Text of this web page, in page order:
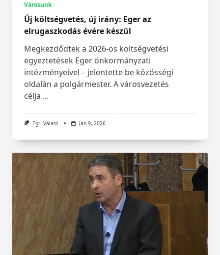
Városunk
Új költségvetés, új irány: Eger az
elrugaszkodás évére készül
Megkezdődtek a 2026-os költségvetési
egyeztetések Eger önkormányzati
intézményeivel – jelentette be közösségi
oldalán a polgármester. A városvezetés
célja ...
Egri Válasz Jan 9, 2026